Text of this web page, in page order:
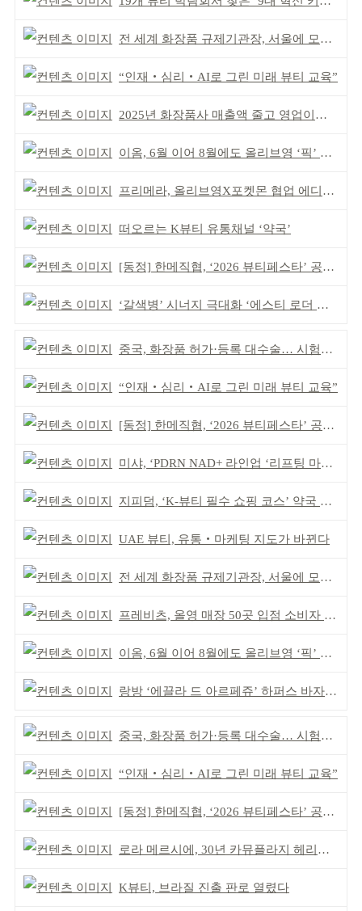
전 세계 화장품 규제기관장, 서울에 모인다
“인재‧심리‧AI로 그린 미래 뷰티 교육”
2025년 화장품사 매출액 줄고 영업이익은 늘어
이옴, 6월 이어 8월에도 올리브영 ‘픽’ 선정
프리메라, 올리브영X포켓몬 협업 에디션 출시
떠오르는 K뷰티 유통채널 ‘약국’
[동정] 한메직협, ‘2026 뷰티페스타’ 공동 주최
‘갈색병’ 시너지 극대화 ‘에스티 로더 스킨부스터’ 출시
중국, 화장품 허가·등록 대수술… 시험자료 공용 허용
“인재‧심리‧AI로 그린 미래 뷰티 교육”
[동정] 한메직협, ‘2026 뷰티페스타’ 공동 주최
미샤, ‘PDRN NAD+ 라인업 ‘리프팅 마스크’ 출시
지피덤, ‘K-뷰티 필수 쇼핑 코스’ 약국 공략
UAE 뷰티, 유통‧마케팅 지도가 바뀐다
전 세계 화장품 규제기관장, 서울에 모인다
프레비츠, 올영 매장 50곳 입점 소비자 접점 강화
이옴, 6월 이어 8월에도 올리브영 ‘픽’ 선정
랑방 ‘에끌라 드 아르페쥬’ 하퍼스 바자 화보 공개
중국, 화장품 허가·등록 대수술… 시험자료 공용 허용
“인재‧심리‧AI로 그린 미래 뷰티 교육”
[동정] 한메직협, ‘2026 뷰티페스타’ 공동 주최
로라 메르시에, 30년 카뮤플라지 헤리티지 담아
K뷰티, 브라질 진출 판로 열렸다